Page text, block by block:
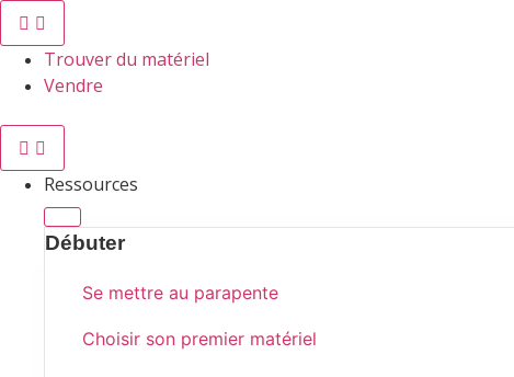
Trouver du matériel
Vendre
Ressources
Débuter
Se mettre au parapente
Choisir son premier matériel